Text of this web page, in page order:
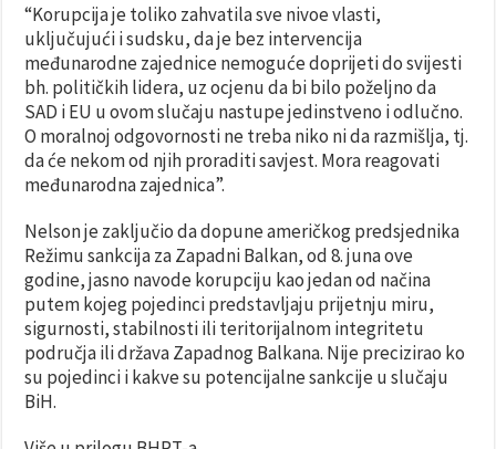
“Korupcija je toliko zahvatila sve nivoe vlasti,
uključujući i sudsku, da je bez intervencija
međunarodne zajednice nemoguće doprijeti do svijesti
bh. političkih lidera, uz ocjenu da bi bilo poželjno da
SAD i EU u ovom slučaju nastupe jedinstveno i odlučno.
O moralnoj odgovornosti ne treba niko ni da razmišlja, tj.
da će nekom od njih proraditi savjest. Mora reagovati
međunarodna zajednica”.
Nelson je zaključio da dopune američkog predsjednika
Režimu sankcija za Zapadni Balkan, od 8. juna ove
godine, jasno navode korupciju kao jedan od načina
putem kojeg pojedinci predstavljaju prijetnju miru,
sigurnosti, stabilnosti ili teritorijalnom integritetu
područja ili država Zapadnog Balkana. Nije precizirao ko
su pojedinci i kakve su potencijalne sankcije u slučaju
BiH.